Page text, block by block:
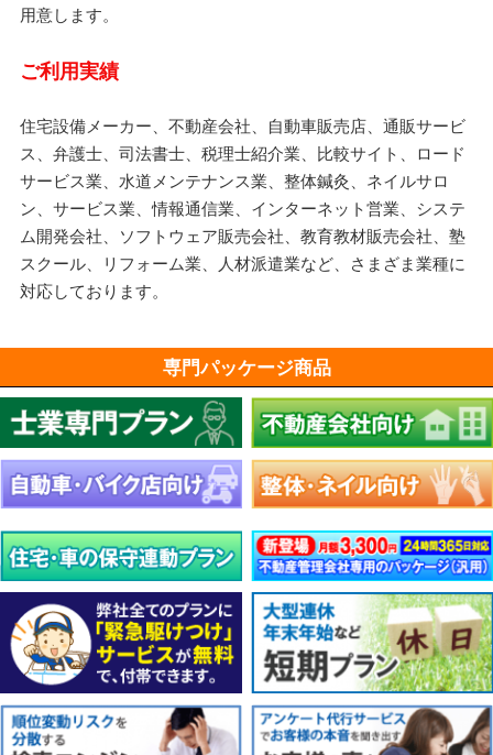
用意します。
ご利用実績
住宅設備メーカー、不動産会社、自動車販売店、通販サービ
ス、弁護士、司法書士、税理士紹介業、比較サイト、ロード
サービス業、水道メンテナンス業、整体鍼灸、ネイルサロ
ン、サービス業、情報通信業、インターネット営業、システ
ム開発会社、ソフトウェア販売会社、教育教材販売会社、塾
スクール、リフォーム業、人材派遣業など、さまざま業種に
対応しております。
専門パッケージ商品